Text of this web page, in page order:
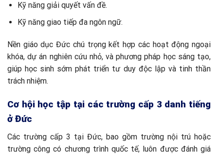
Kỹ năng giải quyết vấn đề.
Kỹ năng giao tiếp đa ngôn ngữ.
Nền giáo dục Đức chú trọng kết hợp các hoạt động ngoại
khóa, dự án nghiên cứu nhỏ, và phương pháp học sáng tạo,
giúp học sinh sớm phát triển tư duy độc lập và tinh thần
trách nhiệm.
Cơ hội học tập tại các trường cấp 3 danh tiếng
ở Đức
Các trường cấp 3 tại Đức, bao gồm trường nội trú hoặc
trường công có chương trình quốc tế, luôn được đánh giá